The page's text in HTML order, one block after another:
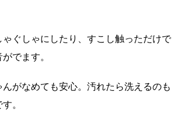
ぐしゃにしたり、すこし触っただけで
でます。
がなめても安心。汚れたら洗えるのも
。